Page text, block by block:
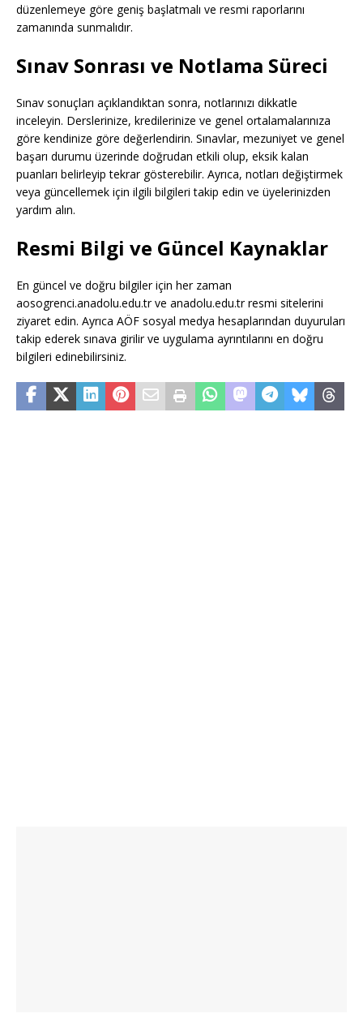
düzenlemeye göre geniş başlatmalı ve resmi raporlarını
zamanında sunmalıdır.
Sınav Sonrası ve Notlama Süreci
Sınav sonuçları açıklandıktan sonra, notlarınızı dikkatle
inceleyin. Derslerinize, kredilerinize ve genel ortalamalarınıza
göre kendinize göre değerlendirin. Sınavlar, mezuniyet ve genel
başarı durumu üzerinde doğrudan etkili olup, eksik kalan
puanları belirleyip tekrar gösterebilir. Ayrıca, notları değiştirmek
veya güncellemek için ilgili bilgileri takip edin ve üyelerinizden
yardım alın.
Resmi Bilgi ve Güncel Kaynaklar
En güncel ve doğru bilgiler için her zaman
aosogrenci.anadolu.edu.tr ve anadolu.edu.tr resmi sitelerini
ziyaret edin. Ayrıca AÖF sosyal medya hesaplarından duyuruları
takip ederek sınava girilir ve uygulama ayrıntılarını en doğru
bilgileri edinebilirsiniz.